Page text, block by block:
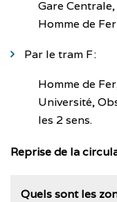
Gare
Homme de
Par le tram F :
Homme de
Université,
les 2 sens.
Reprise de la
Quels sont les